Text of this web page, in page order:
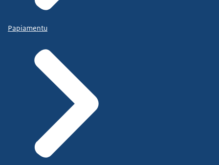
Papiamentu